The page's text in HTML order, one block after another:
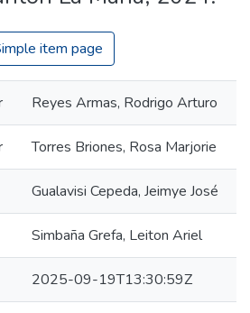
item page
Reyes Armas, Rodrigo Arturo
Torres Briones, Rosa Marjorie
Gualavisi Cepeda, Jeimye José
Simbaña Grefa, Leiton Ariel
2025-09-19T13:30:59Z